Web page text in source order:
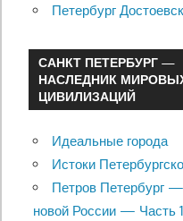
Петербург
САНКТ ПЕТЕРБУРГ —
НАСЛЕДНИК
ЦИВИЛИЗАЦИЙ
Идеальные города
Истоки
Петров Петербург
новой России — Часть 1